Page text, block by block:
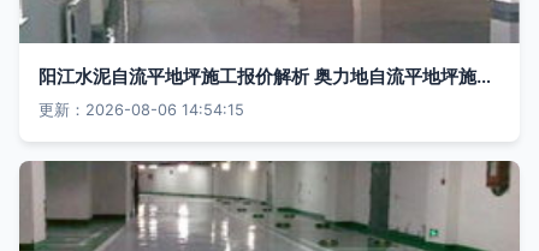
阳江水泥自流平地坪施工报价解析 奥力地自流平地坪施工与地坪工程全方位指南
更新：2026-08-06 14:54:15